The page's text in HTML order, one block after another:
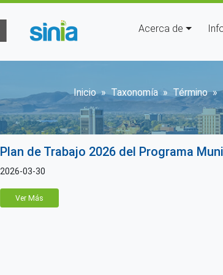
Navegación
Acerca de
Sobrescribir
Inicio Taxonomía Término
Plan de Trabajo 2026 del Programa
2026-03-30
Ver Más